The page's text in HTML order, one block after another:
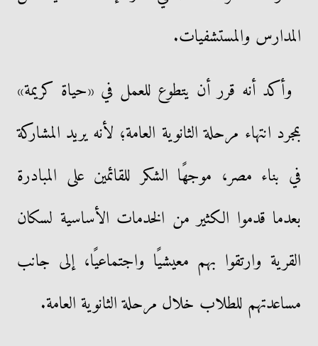
المدارس والمستشفيات.
وأكد أنه قرر أن يتطوع للعمل في «حياة كريمة»
بمجرد انتهاء مرحلة الثانوية العامة؛ لأنه يريد المشاركة
في بناء مصر، موجهًا الشكر للقائمين على المبادرة
بعدما قدموا الكثير من الخدمات الأساسية لسكان
القرية وارتقوا بهم معيشيًا واجتماعيًا، إلى جانب
مساعدتهم للطلاب خلال مرحلة الثانوية العامة.